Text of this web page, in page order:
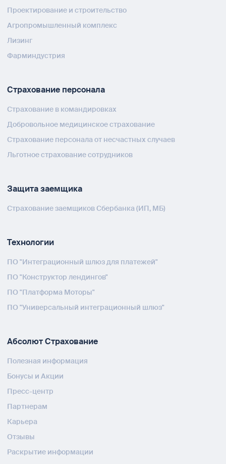
Проектирование и строительство
Агропромышленный комплекс
Лизинг
Фарминдустрия
Страхование персонала
Страхование в командировках
Добровольное медицинское страхование
Страхование персонала от несчастных случаев
Льготное страхование сотрудников
Защита заемщика
Страхование заемщиков Сбербанка (ИП, МБ)
Технологии
ПО "Интеграционный шлюз для платежей"
ПО "Конструктор лендингов"
ПО "Платформа Моторы"
ПО "Универсальный интеграционный шлюз"
Абсолют Страхование
Полезная информация
Бонусы и Акции
Пресс-центр
Партнерам
Карьера
Отзывы
Раскрытие информации